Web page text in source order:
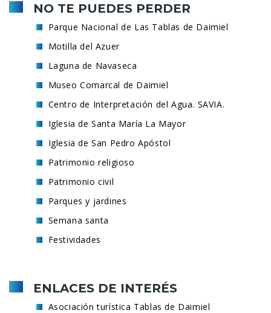
NO TE PUEDES PERDER
Parque Nacional de Las Tablas de Daimiel
Motilla del Azuer
Laguna de Navaseca
Museo Comarcal de Daimiel
Centro de Interpretación del Agua. SAVIA.
Iglesia de Santa María La Mayor
Iglesia de San Pedro Apóstol
Patrimonio religioso
Patrimonio civil
Parques y jardines
Semana santa
Festividades
ENLACES DE INTERÉS
Asociación turística Tablas de Daimiel